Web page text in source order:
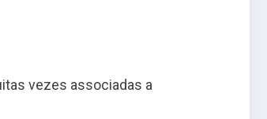
vezes associadas a